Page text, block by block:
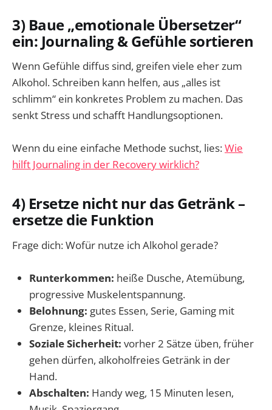
3) Baue „emotionale Übersetzer“
ein: Journaling & Gefühle sortieren
Wenn Gefühle diffus sind, greifen viele eher zum
Alkohol. Schreiben kann helfen, aus „alles ist
schlimm“ ein konkretes Problem zu machen. Das
senkt Stress und schafft Handlungsoptionen.
Wenn du eine einfache Methode suchst, lies:Wie
hilft Journaling in der Recovery wirklich?
4) Ersetze nicht nur das Getränk –
ersetze die Funktion
Frage dich: Wofür nutze ich Alkohol gerade?
Runterkommen: heiße Dusche, Atemübung,
progressive Muskelentspannung.
Belohnung: gutes Essen, Serie, Gaming mit
Grenze, kleines Ritual.
Soziale Sicherheit: vorher 2 Sätze üben, früher
gehen dürfen, alkoholfreies Getränk in der
Hand.
Abschalten: Handy weg, 15 Minuten lesen,